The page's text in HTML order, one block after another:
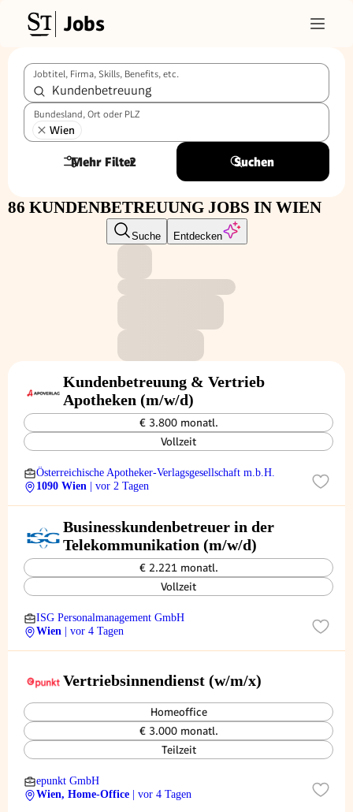
Jobs
Jobtitel, Firma, Skills, Benefits, etc.
Bundesland, Ort oder PLZ
Wien
Mehr Filter
2 Suchen
86 KUNDENBETREUUNG JOBS IN WIEN
Suche Entdecken
Kundenbetreuung & Vertrieb
Apotheken (m/w/d)
€ 3.800 monatl.
Vollzeit
Österreichische Apotheker-Verlagsgesellschaft m.b.H.
1090 Wien
| vor 2 Tagen
Businesskundenbetreuer in der
Telekommunikation (m/w/d)
€ 2.221 monatl.
Vollzeit
ISG Personalmanagement GmbH
Wien
| vor 4 Tagen
Vertriebsinnendienst (w/m/x)
Homeoffice
€ 3.000 monatl.
Teilzeit
epunkt GmbH
Wien, Home-Office
| vor 4 Tagen